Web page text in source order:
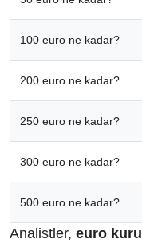
100 euro ne kadar?
200 euro ne kadar?
250 euro ne kadar?
300 euro ne kadar?
500 euro ne kadar?
Analistler, euro kuru